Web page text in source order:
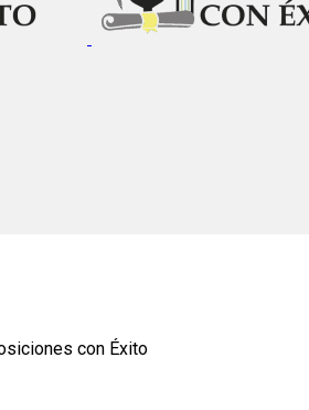
con Éxito